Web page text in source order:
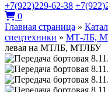
+7(922)229-62-38
0
Главная страница »
спецтехники » МТ-ЛБ,
левая на МТЛБ, МТЛБУ